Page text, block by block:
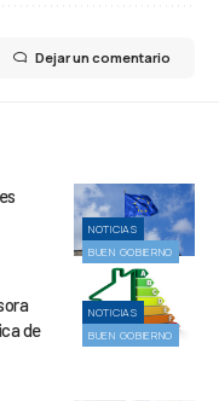
Dejar un comentario
NOTICIAS
BUEN GOBIERNO
NOTICIAS
BUEN GOBIERNO
de